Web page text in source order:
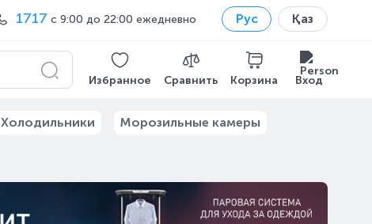
1717 с 9:00 до 22:00 ежедневно Рус Қаз
Избранное Сравнить Корзина Вход
Холодильники Морозильные камеры